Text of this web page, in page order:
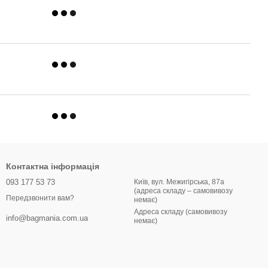
Контактна інформація
093 177 53 73
Передзвонити вам?
info@bagmania.com.ua
Київ, вул. Межигірська, 87а
(адреса складу – самовивозу
немає)
Адреса складу (самовивозу
немає)